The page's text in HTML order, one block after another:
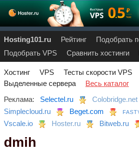
Hosting101.ru Рейтинг
Подобрать
Подобрать VPS
Сравнить хостинги
Хостинг VPS Тесты скорости VPS
Выделенные сервера
Весь каталог
Реклама:
Selectel.ru Colobridge.net
Simplecloud.ru Beget.com
Vscale.io Hoster.ru Bitweb.ru
dmih